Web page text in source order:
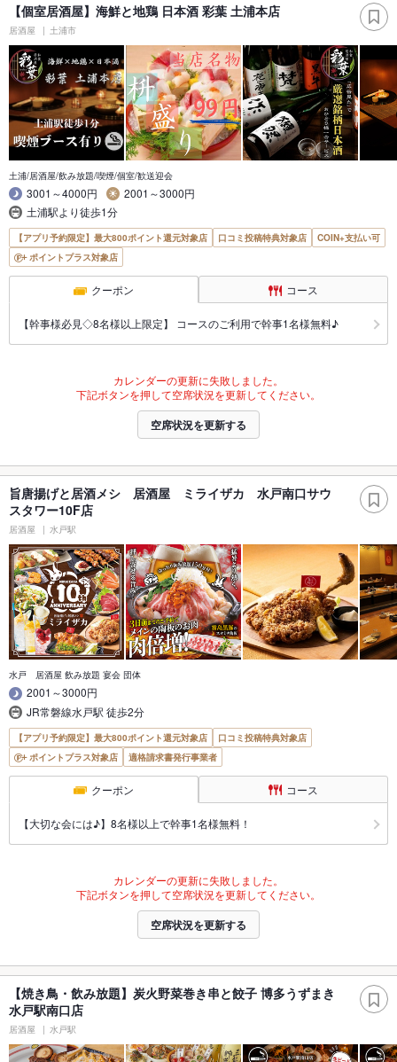
【個室居酒屋】海鮮と地鶏 日本酒 彩葉 土浦本店
居酒屋 土浦市
土浦/居酒屋/飲み放題/喫煙/個室/歓送迎会
3001～4000円
2001～3000円
土浦駅より徒歩1分
【アプリ予約限定】最大800ポイント還元対象店 口コミ投稿特典対象店
COIN+支払い可
ポイントプラス対象店
クーポン コース
【幹事様必見◇8名様以上限定】 コースのご利用で幹事1名様無料♪
カレンダーの更新に失敗しました。
下記ボタンを押して空席状況を更新してください。
空席状況を更新する
旨唐揚げと居酒メシ 居酒屋 ミライザカ 水戸南口サウ
スタワー10F店
居酒屋 水戸駅
水戸 居酒屋 飲み放題 宴会 団体
2001～3000円
JR常磐線水戸駅 徒歩2分
【アプリ予約限定】最大800ポイント還元対象店
口コミ投稿特典対象店
ポイントプラス対象店
適格請求書発行事業者
クーポン コース
【大切な会には♪】8名様以上で幹事1名様無料！
カレンダーの更新に失敗しました。
下記ボタンを押して空席状況を更新してください。
空席状況を更新する
【焼き鳥・飲み放題】炭火野菜巻き串と餃子 博多うずまき
水戸駅南口店
居酒屋 水戸駅